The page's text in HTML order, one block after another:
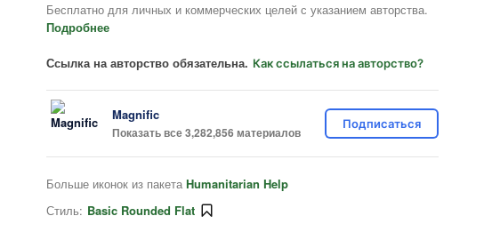
Бесплатно для личных и коммерческих целей с указанием авторства.
Подробнее
Ссылка на авторство обязательна. Как ссылаться на авторство?
Magnific
Показать все 3,282,856 материалов
Подписаться
Больше иконок из пакета Humanitarian Help
Стиль: Basic Rounded Flat